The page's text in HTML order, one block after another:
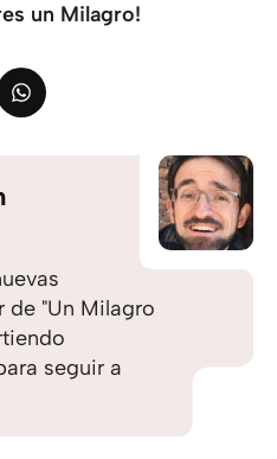
un Milagro!
de "Un Milagro
seguir a